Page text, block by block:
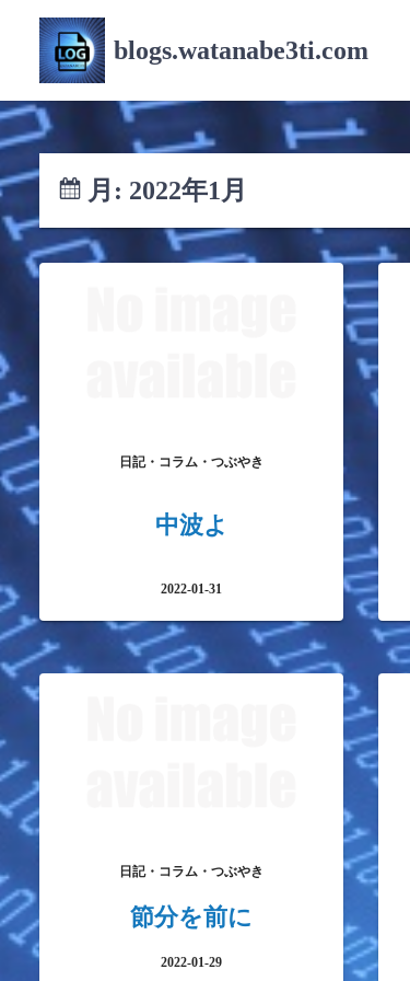
ツ
へ
キ
ッ
プ
blogs.watanabe3ti.com
月: 2022年1月
日記・コラム・つぶやき
中波よ
2022-01-31
日記・コラム・つぶやき
節分を前に
2022-01-29